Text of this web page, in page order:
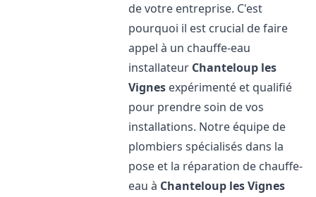
de votre entreprise. C'est
pourquoi il est crucial de faire
appel à un chauffe-eau
installateur Chanteloup les
Vignes expérimenté et qualifié
pour prendre soin de vos
installations. Notre équipe de
plombiers spécialisés dans la
pose et la réparation de chauffe-
eau à Chanteloup les Vignes